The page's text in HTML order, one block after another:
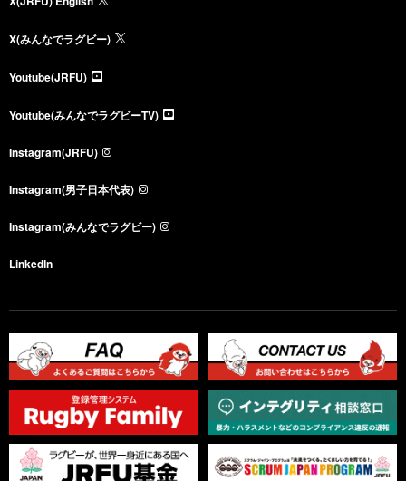
X(みんなでラグビー)
Youtube(JRFU)
Youtube(みんなでラグビーTV)
Instagram(JRFU)
Instagram(男子日本代表)
Instagram(みんなでラグビー)
LinkedIn